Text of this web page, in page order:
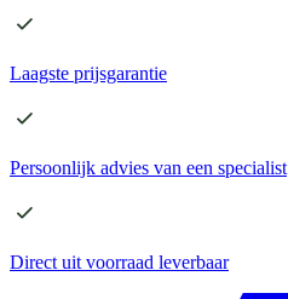
Laagste prijsgarantie
Persoonlijk advies van een specialist
Direct uit voorraad leverbaar